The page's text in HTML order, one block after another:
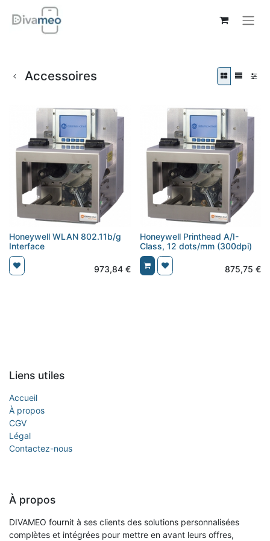
Accessoires
Honeywell WLAN 802.11b/g
Interface
973,84€
Honeywell Printhead A/I-
Class, 12 dots/mm (300dpi)
875,75 €
Liens utiles
Accueil
À propos
CGV
Légal
Contactez-nous
À propos
DIVAMEO fournit à ses clients des solutions personnalisées
complètes et intégrées pour mettre en avant leurs offres,